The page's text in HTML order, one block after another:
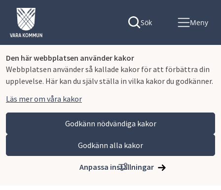
Den här webbplatsen använder kakor
Webbplatsen använder så kallade kakor för att förbättra din
upplevelse. Här kan du själv ställa in vilka kakor du godkänner.
Läs mer om våra kakor
Godkänn nödvändiga kakor
Godkänn alla kakor
Anpassa inställningar
Sök Meny
Vara kommun
Bygga, miljö och infrastruktur
Miljö, hälsoskydd och naturvård
Miljöskydd